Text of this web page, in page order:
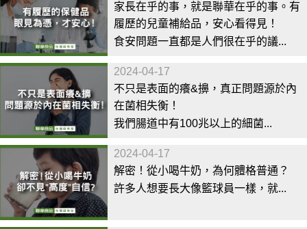
家長在乎的事，就是聯華在乎的事。有
履歷的兒童補給品，安心看得見！
食安問題一直都是人們很在乎的議...
2024-04-17
不只是表面的癢&擤，真正問題源於內
在菌相失衡！
我們腸道中有100兆以上的細菌...
2024-04-17
解密！從小喝牛奶，為何體格普通？
許多人想要長大像籃球員一樣，就...